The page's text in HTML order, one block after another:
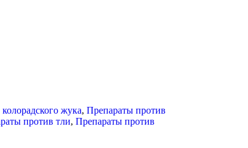
жука, Препараты против
против тли, Препараты против